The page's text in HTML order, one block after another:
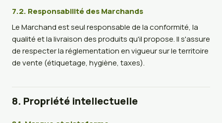
7.2. Responsabilité des Marchands
Le Marchand est seul responsable de la conformité, la
qualité et la livraison des produits qu'il propose. Il s'assure
de respecter la réglementation en vigueur sur le territoire
de vente (étiquetage, hygiène, taxes).
8. Propriété intellectuelle